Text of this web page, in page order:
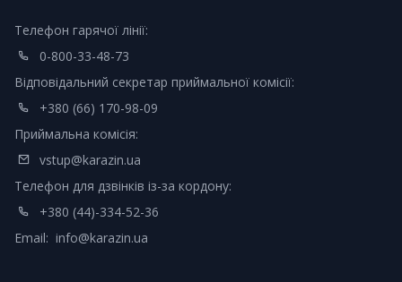
Телефон гарячої лінії:
0-800-33-48-73
Відповідальний секретар приймальної комісії:
+380 (66) 170-98-09
Приймальна комісія:
vstup@karazin.ua
Телефон для дзвінків із-за кордону:
+380 (44)-334-52-36
Email: info@karazin.ua